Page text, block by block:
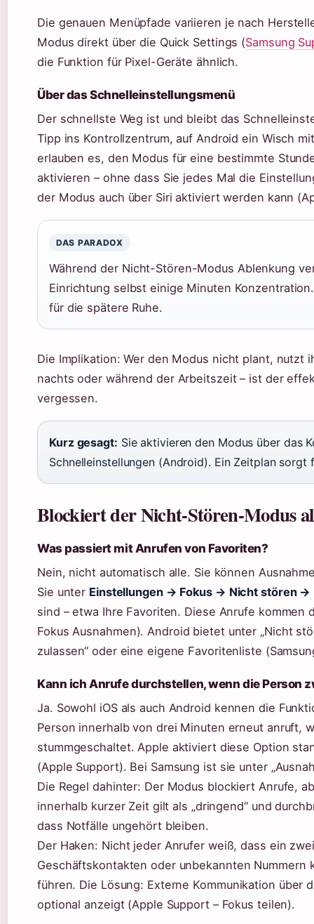
Die genauen Menüpfade variieren je nach
Modus direkt über die Quick Settings (Samsung
die Funktion für Pixel-Geräte ähnlich.
Über das Schnelleinstellungsmenü
Der schnellste Weg ist und bleibt das
Tipp ins Kontrollzentrum, auf Android ein Wisch
erlauben es, den Modus für eine bestimmte
aktivieren – ohne dass Sie jedes Mal die
der Modus auch über Siri aktiviert werden kann
DAS PARADOX
Während der Nicht-Stören-Modus Ablenkung
Einrichtung selbst einige Minuten
für die spätere Ruhe.
Die Implikation: Wer den Modus nicht plant, nutzt
nachts oder während der Arbeitszeit – ist der
vergessen.
Kurz gesagt: Sie aktivieren den Modus über das
Schnelleinstellungen (Android). Ein Zeitplan sorgt
Blockiert der Nicht-Stören-Modus
Was passiert mit Anrufen von Favoriten?
Nein, nicht automatisch alle. Sie können
Sie unter Einstellungen → Fokus → Nicht stören →
sind – etwa Ihre Favoriten. Diese Anrufe kommen
Fokus Ausnahmen). Android bietet unter „Nicht
zulassen“ oder eine eigene Favoritenliste
Kann ich Anrufe durchstellen, wenn die Person
Ja. Sowohl iOS als auch Android kennen die
Person innerhalb von drei Minuten erneut anruft,
stummgeschaltet. Apple aktiviert diese Option
(Apple Support). Bei Samsung ist sie unter
Die Regel dahinter: Der Modus blockiert Anrufe,
innerhalb kurzer Zeit gilt als „dringend“ und
dass Notfälle ungehört bleiben.
Der Haken: Nicht jeder Anrufer weiß, dass ein
Geschäftskontakten oder unbekannten Nummern
führen. Die Lösung: Externe Kommunikation über
optional anzeigt (Apple Support – Fokus teilen).